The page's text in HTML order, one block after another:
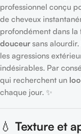
professionnel conçu
de cheveux
profondément dans
douceur sans
les agressions
indésirables. Par
qui recherchent un
chaque jour. ✨
💧 Texture et